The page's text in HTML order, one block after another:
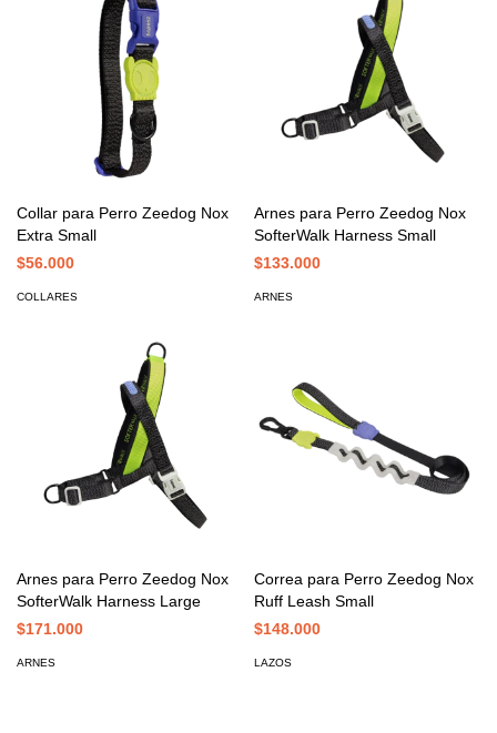
Collar para Perro Zeedog Nox
Extra Small
$56.000
COLLARES
Arnes para Perro Zeedog Nox
SofterWalk Harness Small
$133.000
ARNES
Arnes para Perro Zeedog Nox
SofterWalk Harness Large
$171.000
ARNES
Correa para Perro Zeedog Nox
Ruff Leash Small
$148.000
LAZOS